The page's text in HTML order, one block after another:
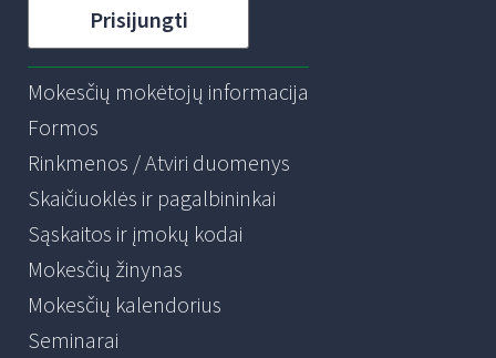
Prisijungti
Mokesčių mokėtojų informacija
Formos
Rinkmenos / Atviri duomenys
Skaičiuoklės ir pagalbininkai
Sąskaitos ir įmokų kodai
Mokesčių žinynas
Mokesčių kalendorius
Seminarai